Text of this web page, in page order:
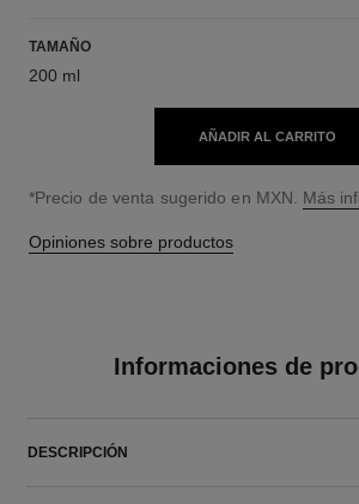
TAMAÑO
200 ml
AÑADIR AL CARRITO
↩
*Precio de venta sugerido en MXN. Más
Opiniones sobre productos
Informaciones de
DESCRIPCIÓN